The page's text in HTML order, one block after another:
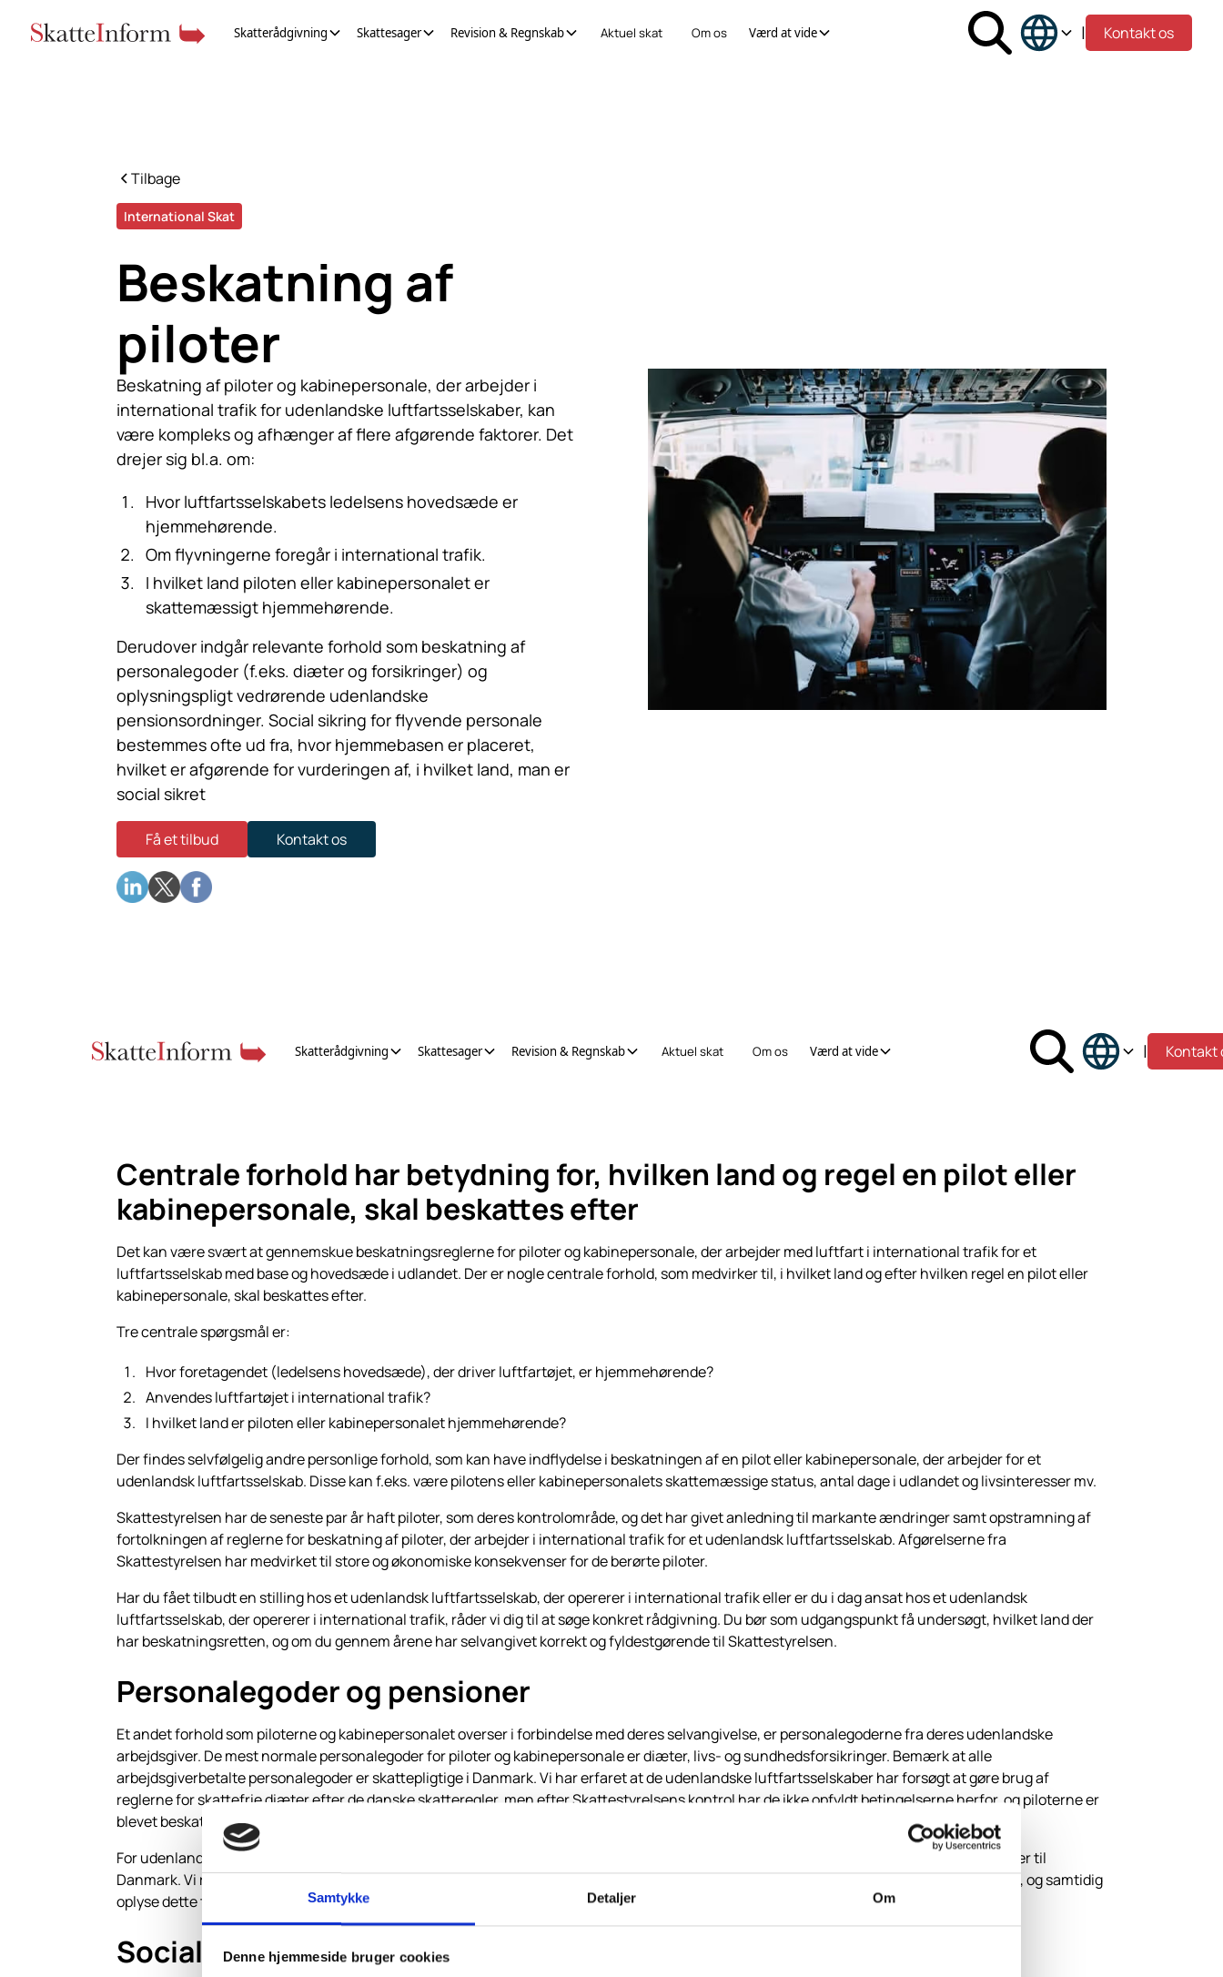
Samtykke Detaljer Om
Denne hjemmeside bruger cookies
Skatterådgivning Skattesager Revision & Regnskab Aktuel skat Om os Værd at vide | Kontakt os
Tilbage
International Skat
Beskatning af
piloter
Beskatning af piloter og kabinepersonale, der arbejder i
international trafik for udenlandske luftfartsselskaber, kan
være kompleks og afhænger af flere afgørende faktorer. Det
drejer sig bl.a. om:
Hvor luftfartsselskabets ledelsens hovedsæde er
hjemmehørende.
Om flyvningerne foregår i international trafik.
I hvilket land piloten eller kabinepersonalet er
skattemæssigt hjemmehørende.
Derudover indgår relevante forhold som beskatning af
personalegoder (f.eks. diæter og forsikringer) og
oplysningspligt vedrørende udenlandske
pensionsordninger. Social sikring for flyvende personale
bestemmes ofte ud fra, hvor hjemmebasen er placeret,
hvilket er afgørende for vurderingen af, i hvilket land, man er
social sikret
Få et tilbud Kontakt os
Skatterådgivning Skattesager Revision & Regnskab Aktuel skat Om os Værd at vide | Kontakt
Centrale forhold har betydning for, hvilken land og regel en pilot eller
kabinepersonale, skal beskattes efter
Det kan være svært at gennemskue beskatningsreglerne for piloter og kabinepersonale, der arbejder med luftfart i international trafik for et
luftfartsselskab med base og hovedsæde i udlandet. Der er nogle centrale forhold, som medvirker til, i hvilket land og efter hvilken regel en pilot eller
kabinepersonale, skal beskattes efter.
Tre centrale spørgsmål er:
Hvor foretagendet (ledelsens hovedsæde), der driver luftfartøjet, er hjemmehørende?
Anvendes luftfartøjet i international trafik?
I hvilket land er piloten eller kabinepersonalet hjemmehørende?
Der findes selvfølgelig andre personlige forhold, som kan have indflydelse i beskatningen af en pilot eller kabinepersonale, der arbejder for et
udenlandsk luftfartsselskab. Disse kan f.eks. være pilotens eller kabinepersonalets skattemæssige status, antal dage i udlandet og livsinteresser mv.
Skattestyrelsen har de seneste par år haft piloter, som deres kontrolområde, og det har givet anledning til markante ændringer samt opstramning af
fortolkningen af reglerne for beskatning af piloter, der arbejder i international trafik for et udenlandsk luftfartsselskab. Afgørelserne fra
Skattestyrelsen har medvirket til store og økonomiske konsekvenser for de berørte piloter.
Har du fået tilbudt en stilling hos et udenlandsk luftfartsselskab, der opererer i international trafik eller er du i dag ansat hos et udenlandsk
luftfartsselskab, der opererer i international trafik, råder vi dig til at søge konkret rådgivning. Du bør som udgangspunkt få undersøgt, hvilket land der
har beskatningsretten, og om du gennem årene har selvangivet korrekt og fyldestgørende til Skattestyrelsen.
Personalegoder og pensioner
Et andet forhold som piloterne og kabinepersonalet overser i forbindelse med deres selvangivelse, er personalegoderne fra deres udenlandske
arbejdsgiver. De mest normale personalegoder for piloter og kabinepersonale er diæter, livs- og sundhedsforsikringer. Bemærk at alle
arbejdsgiverbetalte personalegoder er skattepligtige i Danmark. Vi har erfaret at de udenlandske luftfartsselskaber har forsøgt at gøre brug af
reglerne for skattefrie diæter efter de danske skatteregler, men efter Skattestyrelsens kontrol har de ikke opfyldt betingelserne herfor, og piloterne er
blevet beskattet af alle diæterne som personlig indkomst. Bemærk at der er specielle regler for logi for flyvende personale.
For udenlandske pensioner, selvom de er privattegnet eller arbejdsgiveradministrerende er der oplysningspligt for disse pensionsordninger til
Danmark. Vi råder til, at du får undersøgt hvilken ordning dine udenlandske pensionsordninger hører under i den danske skattelovgivning, og samtidig
oplyse dette til Skattestyrelsen.
Social sikring